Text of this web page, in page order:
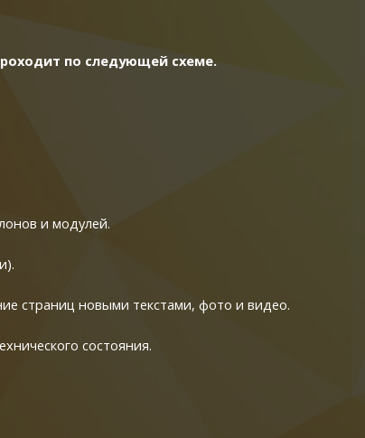
по следующей схеме.
и модулей.
страниц новыми текстами, фото и видео.
состояния.